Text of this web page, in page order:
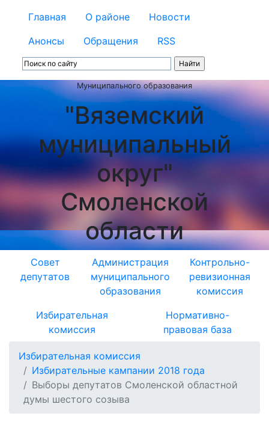
Главная О районе
Новости
Анонсы
Обращения RSS
Муниципального образования
"Вяземский
муниципальный
округ"
Смоленской
области
Совет
депутатов
Администрация
муниципального
образования
Контрольно-
ревизионная
комиссия
Избирательная
комиссия
Нормативно-
правовая база
Избирательная комиссия
Избирательные кампании 2018 года
Выборы депутатов Смоленской областной
думы шестого созыва